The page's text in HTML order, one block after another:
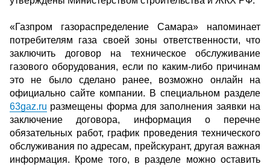
«Газпром газораспределение Самара» напоминает
потребителям газа своей зоны ответственности, что
заключить договор на техническое обслуживание
газового оборудования, если по каким-либо причинам
это не было сделано ранее, возможно онлайн на
официально сайте компании. В специальном разделе
63gaz.ru размещены форма для заполнения заявки на
заключение договора, информация о перечне
обязательных работ, график проведения технического
обслуживания по адресам, прейскурант, другая важная
информация. Кроме того, в разделе можно оставить